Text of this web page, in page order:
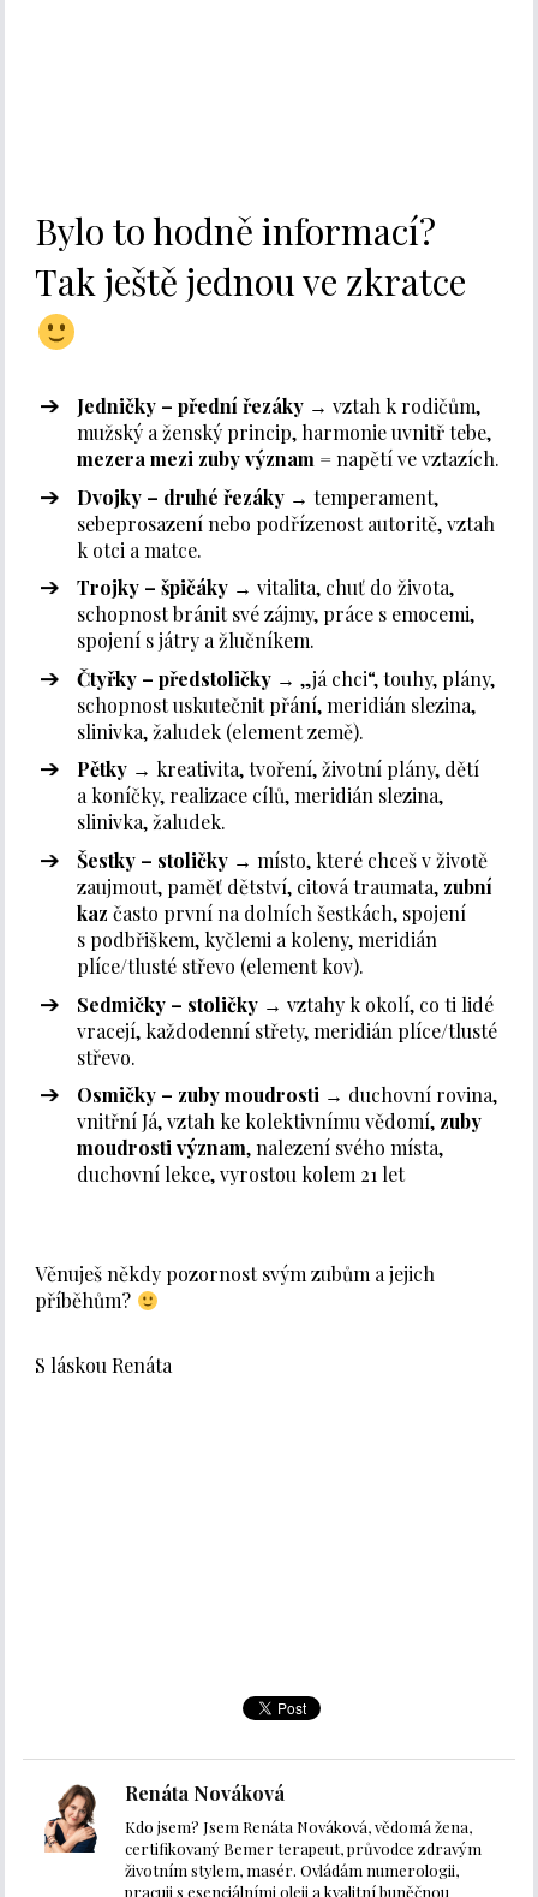
Bylo to hodně informací?
Tak ještě jednou ve zkratce
Jedničky – přední řezáky → vztah k rodičům,
mužský a ženský princip, harmonie uvnitř tebe,
mezera mezi zuby význam = napětí ve vztazích.
Dvojky – druhé řezáky → temperament,
sebeprosazení nebo podřízenost autoritě, vztah
k otci a matce.
Trojky – špičáky → vitalita, chuť do života,
schopnost bránit své zájmy, práce s emocemi,
spojení s játry a žlučníkem.
Čtyřky – předstoličky → „já chci“, touhy, plány,
schopnost uskutečnit přání, meridián slezina,
slinivka, žaludek (element země).
Pětky → kreativita, tvoření, životní plány, dětí
a koníčky, realizace cílů, meridián slezina,
slinivka, žaludek.
Šestky – stoličky → místo, které chceš v životě
zaujmout, paměť dětství, citová traumata, zubní
kaz často první na dolních šestkách, spojení
s podbřiškem, kyčlemi a koleny, meridián
plíce/tlusté střevo (element kov).
Sedmičky – stoličky → vztahy k okolí, co ti lidé
vracejí, každodenní střety, meridián plíce/tlusté
střevo.
Osmičky – zuby moudrosti → duchovní rovina,
vnitřní Já, vztah ke kolektivnímu vědomí, zuby
moudrosti význam, nalezení svého místa,
duchovní lekce, vyrostou kolem 21 let
Věnuješ někdy pozornost svým zubům a jejich
příběhům?
S láskou Renáta
Renáta Nováková
Kdo jsem? Jsem Renáta Nováková, vědomá žena,
certifikovaný Bemer terapeut, průvodce zdravým
životním stylem, masér. Ovládám numerologii,
pracuji s esenciálními oleji a kvalitní buněčnou